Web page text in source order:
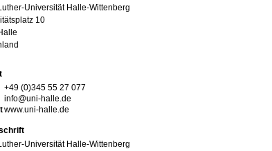
Universität Halle-Wittenberg
10
+49 (0)345 55 27 077
info@uni-halle.de
www.uni-halle.de
Universität Halle-Wittenberg